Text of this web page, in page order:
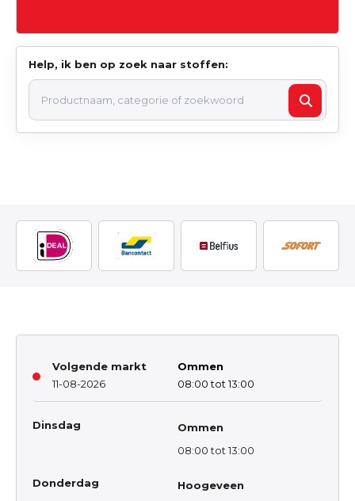
Help, ik ben op zoek naar stoffen:
Volgende markt
11-08-2026
Ommen
08:00 tot 13:00
Dinsdag
Ommen
08:00 tot 13:00
Donderdag
Hoogeveen